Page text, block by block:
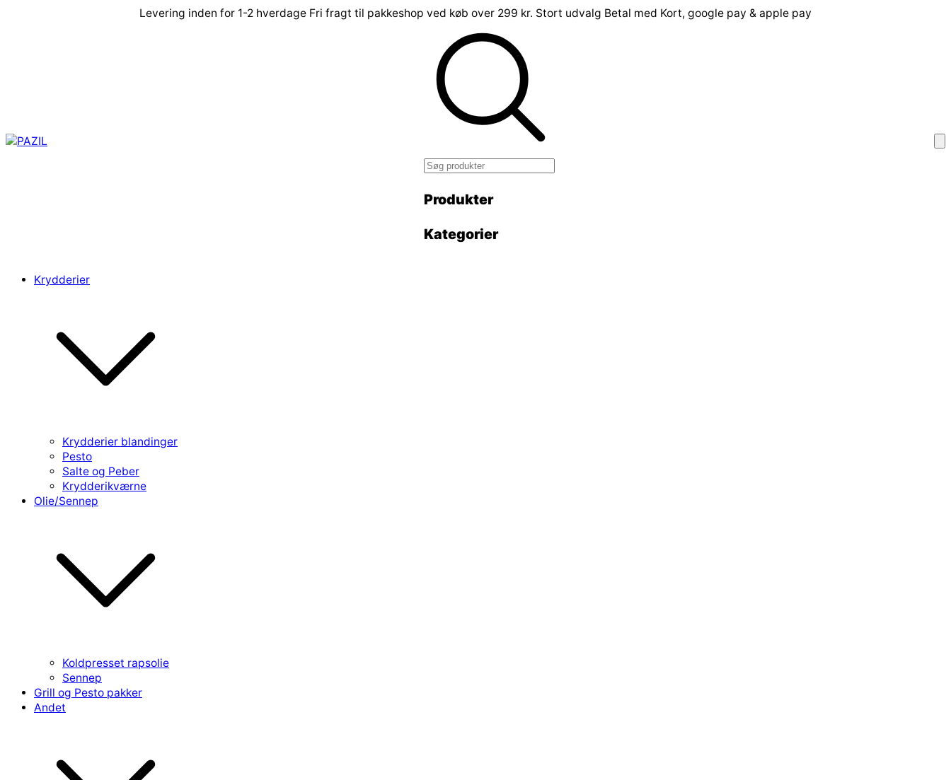
Levering inden for 1-2 hverdage Fri fragt til pakkeshop ved køb over 299 kr. Stort udvalg Betal med Kort, google pay & apple pay
Produkter
Kategorier
Krydderier
Krydderier blandinger
Pesto
Salte og Peber
Krydderikværne
Olie/Sennep
Koldpresset rapsolie
Sennep
Grill og Pesto pakker
Andet